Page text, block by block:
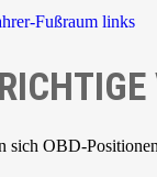
Fußraum links
sich OBD-